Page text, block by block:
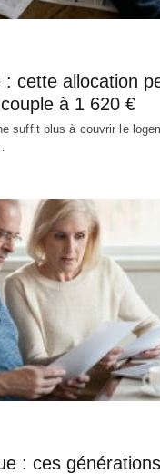
: cette allocation
à 1 620 €
suffit plus à couvrir le
: ces